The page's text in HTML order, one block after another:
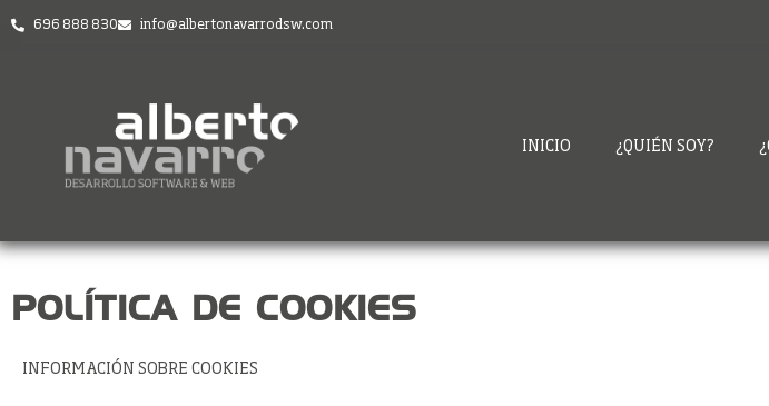
696 888 830 info@albertonavarrodsw.com
INICIO ¿QUIÉN SOY?
POLÍTICA DE COOKIES
INFORMACIÓN SOBRE COOKIES